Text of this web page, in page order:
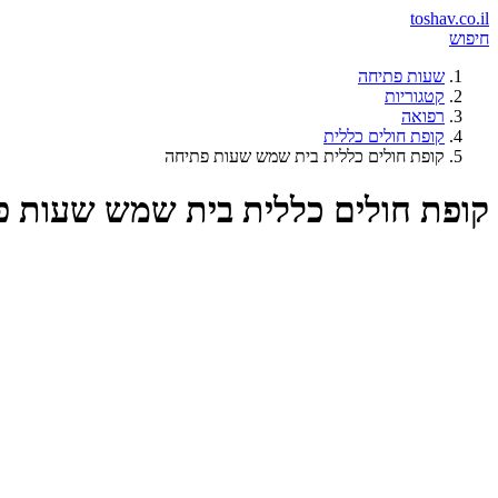
toshav.co.il
חיפוש
שעות פתיחה
קטגוריות
רפואה
קופת חולים כללית
קופת חולים כללית בית שמש שעות פתיחה
קופת חולים כללית בית שמש שעות